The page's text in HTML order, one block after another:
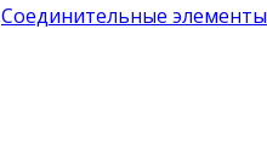
Соединительные элементы